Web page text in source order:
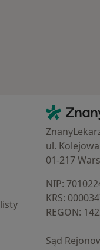
ZnanyLekarz -
ul.
01-217
NIP:
KRS:
REGON:
Sąd